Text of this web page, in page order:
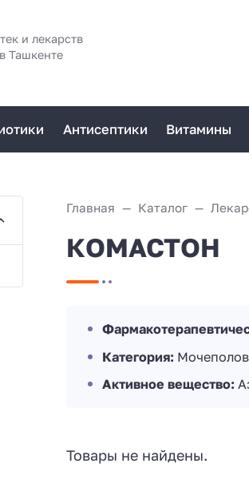
и лекарств
Ташкенте
Антисептики Витамины
Главная Каталог
КОМАСТОН
Категория:
Активное вещество:
Товары не найдены.